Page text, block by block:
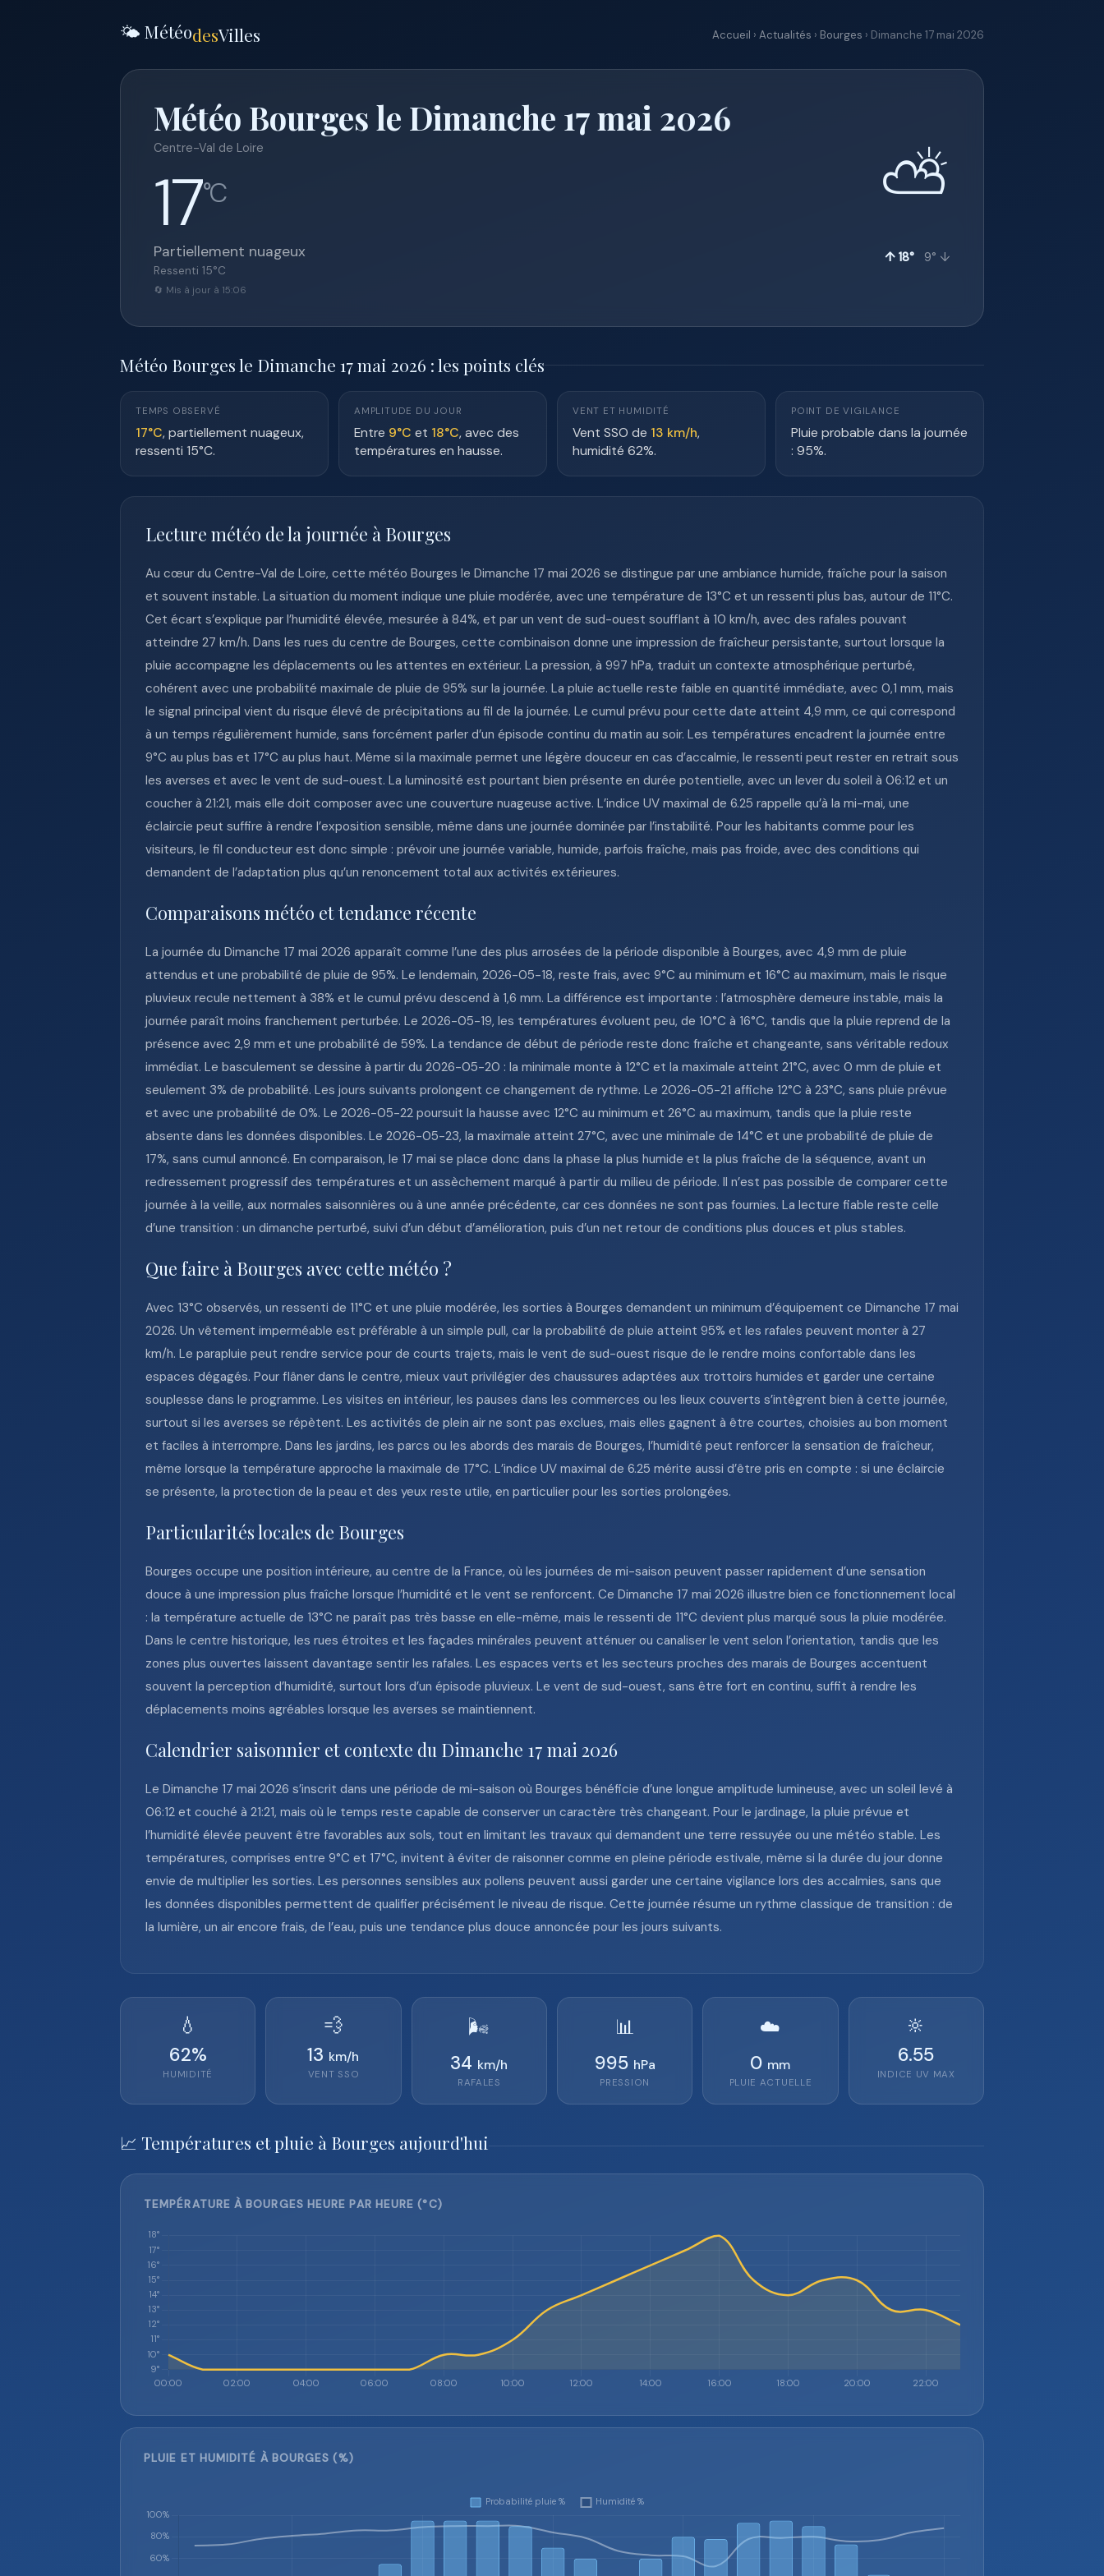
🌤️ MétéodesVilles Accueil › Actualités › Bourges › Dimanche 17 mai 2026
Météo Bourges le Dimanche 17 mai 2026
Centre-Val de Loire
17°C
Partiellement nuageux
Ressenti 15°C
🔄 Mis à jour à 15:06
⛅
↑ 18° 9° ↓
Météo Bourges le Dimanche 17 mai 2026 : les points clés
TEMPS OBSERVÉ
17°C, partiellement nuageux,
ressenti 15°C.
AMPLITUDE DU JOUR
Entre 9°C et 18°C, avec des
températures en hausse.
VENT ET HUMIDITÉ
Vent SSO de 13 km/h,
humidité 62%.
POINT DE VIGILANCE
Pluie probable dans la journée
: 95%.
Lecture météo de la journée à Bourges
Au cœur du Centre-Val de Loire, cette météo Bourges le Dimanche 17 mai 2026 se distingue par une ambiance humide, fraîche pour la saison
et souvent instable. La situation du moment indique une pluie modérée, avec une température de 13°C et un ressenti plus bas, autour de 11°C.
Cet écart s’explique par l’humidité élevée, mesurée à 84%, et par un vent de sud-ouest soufflant à 10 km/h, avec des rafales pouvant
atteindre 27 km/h. Dans les rues du centre de Bourges, cette combinaison donne une impression de fraîcheur persistante, surtout lorsque la
pluie accompagne les déplacements ou les attentes en extérieur. La pression, à 997 hPa, traduit un contexte atmosphérique perturbé,
cohérent avec une probabilité maximale de pluie de 95% sur la journée. La pluie actuelle reste faible en quantité immédiate, avec 0,1 mm, mais
le signal principal vient du risque élevé de précipitations au fil de la journée. Le cumul prévu pour cette date atteint 4,9 mm, ce qui correspond
à un temps régulièrement humide, sans forcément parler d’un épisode continu du matin au soir. Les températures encadrent la journée entre
9°C au plus bas et 17°C au plus haut. Même si la maximale permet une légère douceur en cas d’accalmie, le ressenti peut rester en retrait sous
les averses et avec le vent de sud-ouest. La luminosité est pourtant bien présente en durée potentielle, avec un lever du soleil à 06:12 et un
coucher à 21:21, mais elle doit composer avec une couverture nuageuse active. L’indice UV maximal de 6.25 rappelle qu’à la mi-mai, une
éclaircie peut suffire à rendre l’exposition sensible, même dans une journée dominée par l’instabilité. Pour les habitants comme pour les
visiteurs, le fil conducteur est donc simple : prévoir une journée variable, humide, parfois fraîche, mais pas froide, avec des conditions qui
demandent de l’adaptation plus qu’un renoncement total aux activités extérieures.
Comparaisons météo et tendance récente
La journée du Dimanche 17 mai 2026 apparaît comme l’une des plus arrosées de la période disponible à Bourges, avec 4,9 mm de pluie
attendus et une probabilité de pluie de 95%. Le lendemain, 2026-05-18, reste frais, avec 9°C au minimum et 16°C au maximum, mais le risque
pluvieux recule nettement à 38% et le cumul prévu descend à 1,6 mm. La différence est importante : l’atmosphère demeure instable, mais la
journée paraît moins franchement perturbée. Le 2026-05-19, les températures évoluent peu, de 10°C à 16°C, tandis que la pluie reprend de la
présence avec 2,9 mm et une probabilité de 59%. La tendance de début de période reste donc fraîche et changeante, sans véritable redoux
immédiat. Le basculement se dessine à partir du 2026-05-20 : la minimale monte à 12°C et la maximale atteint 21°C, avec 0 mm de pluie et
seulement 3% de probabilité. Les jours suivants prolongent ce changement de rythme. Le 2026-05-21 affiche 12°C à 23°C, sans pluie prévue
et avec une probabilité de 0%. Le 2026-05-22 poursuit la hausse avec 12°C au minimum et 26°C au maximum, tandis que la pluie reste
absente dans les données disponibles. Le 2026-05-23, la maximale atteint 27°C, avec une minimale de 14°C et une probabilité de pluie de
17%, sans cumul annoncé. En comparaison, le 17 mai se place donc dans la phase la plus humide et la plus fraîche de la séquence, avant un
redressement progressif des températures et un assèchement marqué à partir du milieu de période. Il n’est pas possible de comparer cette
journée à la veille, aux normales saisonnières ou à une année précédente, car ces données ne sont pas fournies. La lecture fiable reste celle
d’une transition : un dimanche perturbé, suivi d’un début d’amélioration, puis d’un net retour de conditions plus douces et plus stables.
Que faire à Bourges avec cette météo ?
Avec 13°C observés, un ressenti de 11°C et une pluie modérée, les sorties à Bourges demandent un minimum d’équipement ce Dimanche 17 mai
2026. Un vêtement imperméable est préférable à un simple pull, car la probabilité de pluie atteint 95% et les rafales peuvent monter à 27
km/h. Le parapluie peut rendre service pour de courts trajets, mais le vent de sud-ouest risque de le rendre moins confortable dans les
espaces dégagés. Pour flâner dans le centre, mieux vaut privilégier des chaussures adaptées aux trottoirs humides et garder une certaine
souplesse dans le programme. Les visites en intérieur, les pauses dans les commerces ou les lieux couverts s’intègrent bien à cette journée,
surtout si les averses se répètent. Les activités de plein air ne sont pas exclues, mais elles gagnent à être courtes, choisies au bon moment
et faciles à interrompre. Dans les jardins, les parcs ou les abords des marais de Bourges, l’humidité peut renforcer la sensation de fraîcheur,
même lorsque la température approche la maximale de 17°C. L’indice UV maximal de 6.25 mérite aussi d’être pris en compte : si une éclaircie
se présente, la protection de la peau et des yeux reste utile, en particulier pour les sorties prolongées.
Particularités locales de Bourges
Bourges occupe une position intérieure, au centre de la France, où les journées de mi-saison peuvent passer rapidement d’une sensation
douce à une impression plus fraîche lorsque l’humidité et le vent se renforcent. Ce Dimanche 17 mai 2026 illustre bien ce fonctionnement local
: la température actuelle de 13°C ne paraît pas très basse en elle-même, mais le ressenti de 11°C devient plus marqué sous la pluie modérée.
Dans le centre historique, les rues étroites et les façades minérales peuvent atténuer ou canaliser le vent selon l’orientation, tandis que les
zones plus ouvertes laissent davantage sentir les rafales. Les espaces verts et les secteurs proches des marais de Bourges accentuent
souvent la perception d’humidité, surtout lors d’un épisode pluvieux. Le vent de sud-ouest, sans être fort en continu, suffit à rendre les
déplacements moins agréables lorsque les averses se maintiennent.
Calendrier saisonnier et contexte du Dimanche 17 mai 2026
Le Dimanche 17 mai 2026 s’inscrit dans une période de mi-saison où Bourges bénéficie d’une longue amplitude lumineuse, avec un soleil levé à
06:12 et couché à 21:21, mais où le temps reste capable de conserver un caractère très changeant. Pour le jardinage, la pluie prévue et
l’humidité élevée peuvent être favorables aux sols, tout en limitant les travaux qui demandent une terre ressuyée ou une météo stable. Les
températures, comprises entre 9°C et 17°C, invitent à éviter de raisonner comme en pleine période estivale, même si la durée du jour donne
envie de multiplier les sorties. Les personnes sensibles aux pollens peuvent aussi garder une certaine vigilance lors des accalmies, sans que
les données disponibles permettent de qualifier précisément le niveau de risque. Cette journée résume un rythme classique de transition : de
la lumière, un air encore frais, de l’eau, puis une tendance plus douce annoncée pour les jours suivants.
💧
62%
HUMIDITÉ
💨
13 km/h
VENT SSO
🌬️
34 km/h
RAFALES
📊
995 hPa
PRESSION
☁️
0 mm
PLUIE ACTUELLE
🔆
6.55
INDICE UV MAX
📈 Températures et pluie à Bourges aujourd'hui
TEMPÉRATURE À BOURGES HEURE PAR HEURE (°C)
PLUIE ET HUMIDITÉ À BOURGES (%)